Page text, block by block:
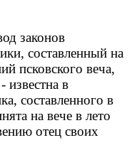
законов
составленный на
псковского веча,
известна в
составленного в
на вече в лето
отец своих